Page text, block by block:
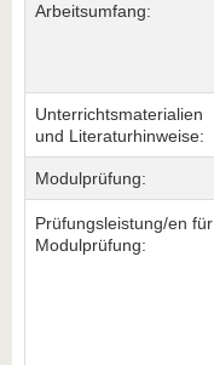
Arbeitsumfang:
Unterrichtsmaterialien
und Literaturhinweise:
Modulprüfung:
Prüfungsleistung/en für
Modulprüfung: